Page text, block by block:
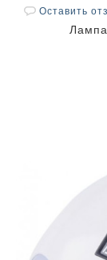
Оставить